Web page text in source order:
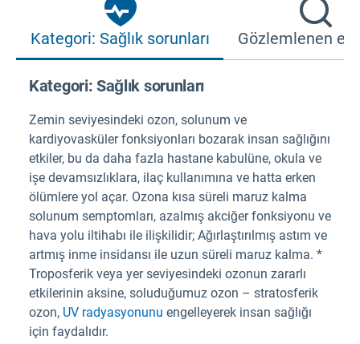
Kategori: Sağlık sorunları Gözlemlenen
Kategori: Sağlık sorunları
Zemin seviyesindeki ozon, solunum ve
kardiyovasküler fonksiyonları bozarak insan sağlığını
etkiler, bu da daha fazla hastane kabulüne, okula ve
işe devamsızlıklara, ilaç kullanımına ve hatta erken
ölümlere yol açar. Ozona kısa süreli maruz kalma
solunum semptomları, azalmış akciğer fonksiyonu ve
hava yolu iltihabı ile ilişkilidir; Ağırlaştırılmış astım ve
artmış inme insidansı ile uzun süreli maruz kalma. *
Troposferik veya yer seviyesindeki ozonun zararlı
etkilerinin aksine, soluduğumuz ozon – stratosferik
ozon, UV radyasyonunu engelleyerek insan sağlığı
için faydalıdır.